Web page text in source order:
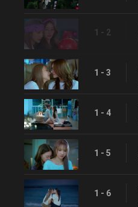
1 - 2
1 - 3
1 - 4
1 - 5
1 - 6